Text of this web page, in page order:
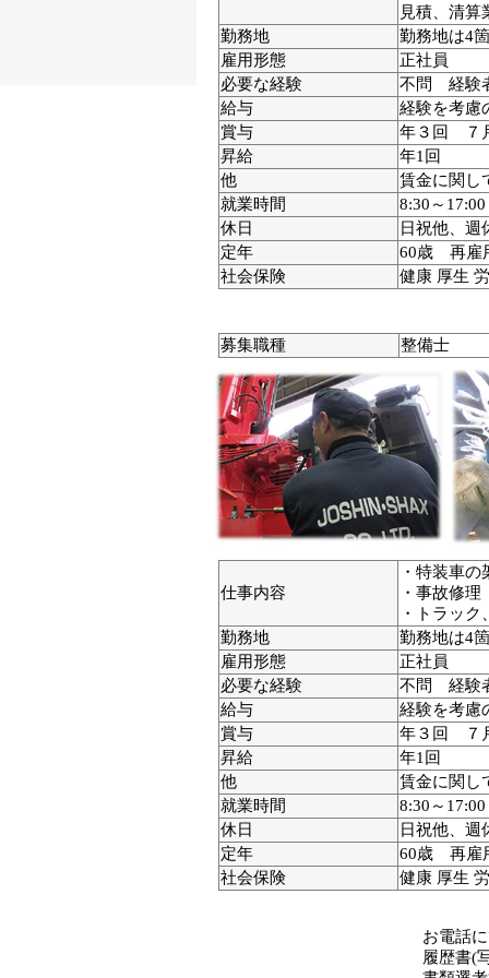
見積、清算
勤務地
勤務地は4
雇用形態
正社員
必要な経験
不問 経験
給与
経験を考慮
賞与
年３回 ７
昇給
年1回
他
賃金に関し
就業時間
8:30～
休日
日祝他、週
定年
60歳 再雇
社会保険
健康 厚生
募集職種 整備士
仕事内容
・特装車
・事故修理
・トラッ
勤務地
勤務地は4
雇用形態
正社員
必要な経験
不問 経験
給与
経験を考慮
賞与
年３回 ７
昇給
年1回
他
賃金に関し
就業時間
8:30～
休日
日祝他、週
定年
60歳 再雇
社会保険
健康 厚生
お電話
履歴書(